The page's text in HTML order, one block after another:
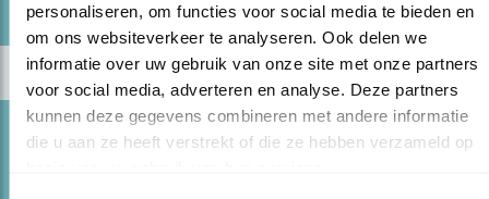
personaliseren, om functies voor social media te bieden en
om ons websiteverkeer te analyseren. Ook delen we
informatie over uw gebruik van onze site met onze partners
voor social media, adverteren en analyse. Deze partners
kunnen deze gegevens combineren met andere informatie
die u aan ze heeft verstrekt of die ze hebben verzameld op
Blog